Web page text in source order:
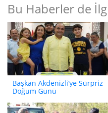
Bu Haberler de
Başkan Akdenizli’ye Sürpriz
Doğum Günü